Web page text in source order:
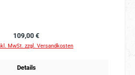
Regulärer Preis:
109,00 €
MwSt. zzgl. Versandkosten
Details